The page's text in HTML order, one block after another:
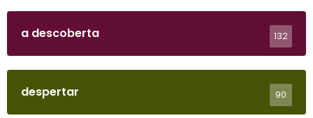
a descoberta 132
despertar 90